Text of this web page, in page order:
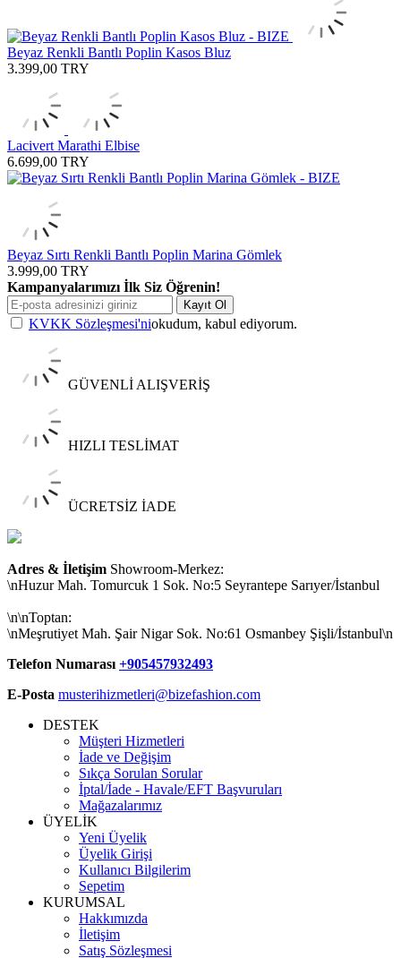
Beyaz Renkli Bantlı Poplin Kasos Bluz
3.399,00 TRY
Lacivert Marathi Elbise
6.699,00 TRY
Beyaz Sırtı Renkli Bantlı Poplin Marina Gömlek
3.999,00 TRY
Kampanyalarımızı İlk Siz Öğrenin!
Kayıt Ol
KVKK Sözleşmesi'niokudum, kabul ediyorum.
GÜVENLİ ALIŞVERİŞ
HIZLI TESLİMAT
ÜCRETSİZ İADE
Adres & İletişim Showroom-Merkez:
\nHuzur Mah. Tomurcuk 1 Sok. No:5 Seyrantepe Sarıyer/İstanbul
\n\nToptan:
\nMeşrutiyet Mah. Şair Nigar Sok. No:61 Osmanbey Şişli/İstanbul\n
Telefon Numarası +905457932493
E-Posta musterihizmetleri@bizefashion.com
DESTEK
Müşteri Hizmetleri
İade ve Değişim
Sıkça Sorulan Sorular
İptal/İade - Havale/EFT Başvuruları
Mağazalarımız
ÜYELİK
Yeni Üyelik
Üyelik Girişi
Kullanıcı Bilgilerim
Sepetim
KURUMSAL
Hakkımızda
İletişim
Satış Sözleşmesi